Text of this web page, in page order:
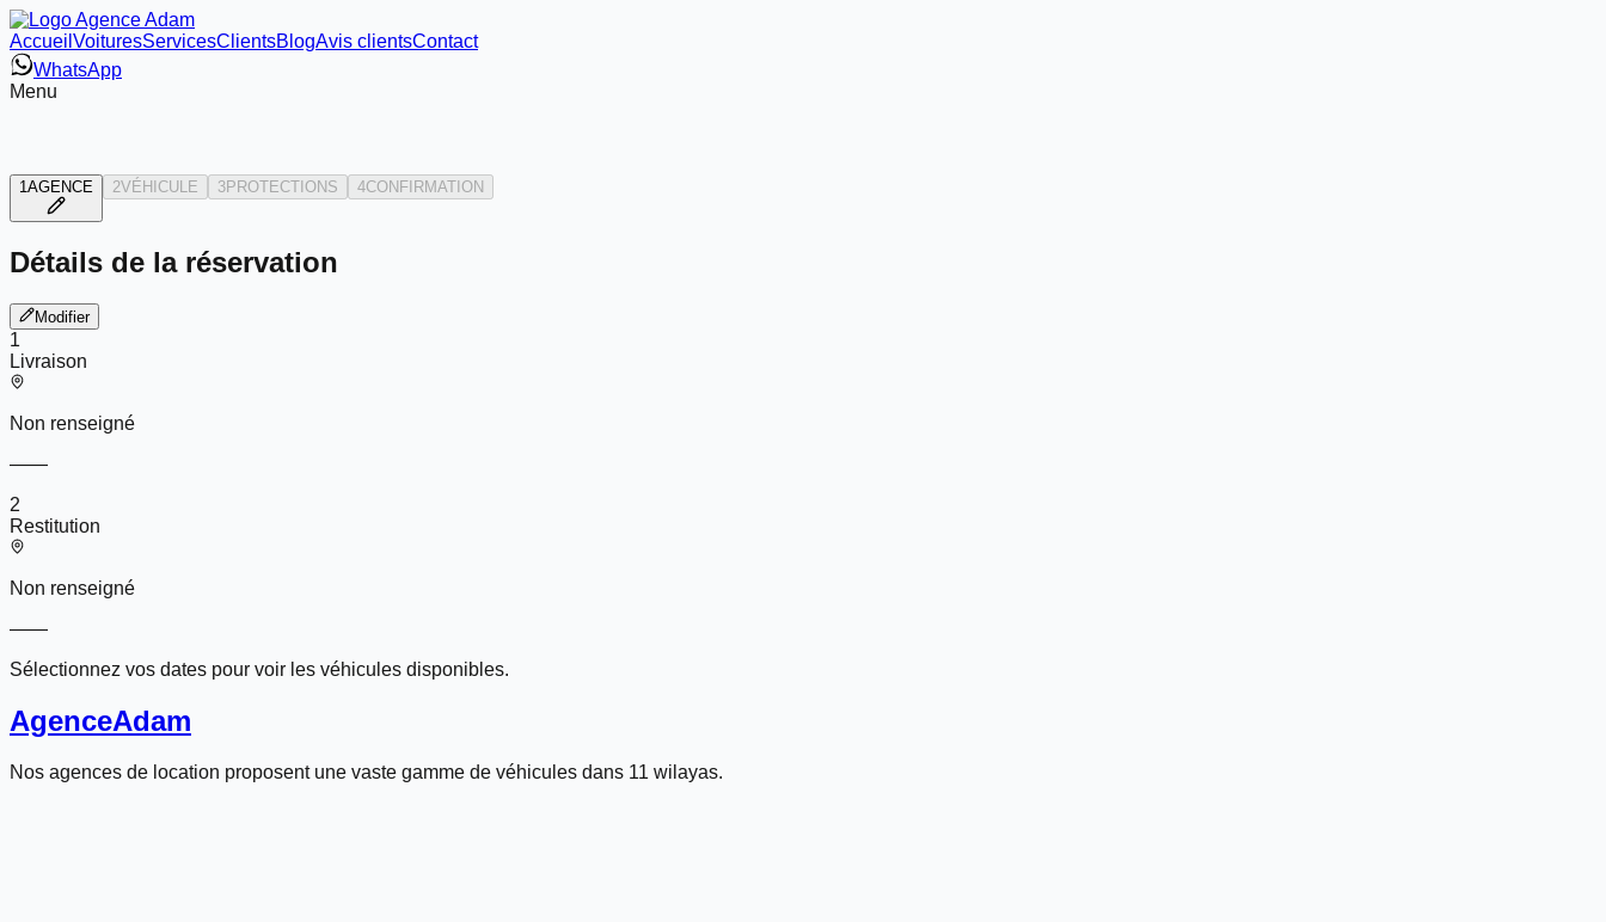
Accueil VoituresServicesClientsBlogAvis clientsContact
WhatsApp
Menu
1AGENCE 2VÉHICULE 3PROTECTIONS 4CONFIRMATION
Détails de la réservation
Modifier
1
Livraison
Non renseigné
——
2
Restitution
Non renseigné
——
Sélectionnez vos dates pour voir les véhicules disponibles.
AgenceAdam
Nos agences de location proposent une vaste gamme de véhicules dans 11 wilayas.